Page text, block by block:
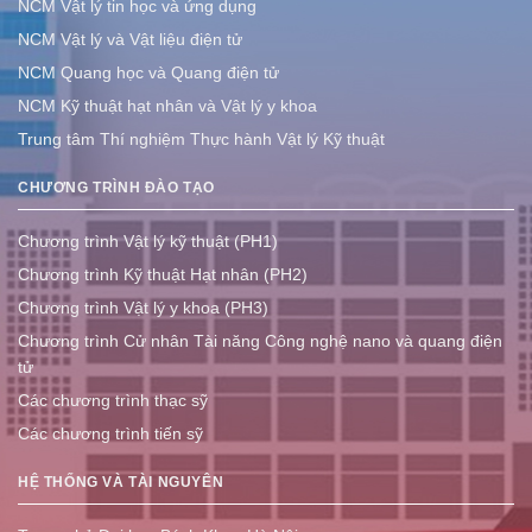
NCM Vật lý tin học và ứng dụng
NCM Vật lý và Vật liệu điện tử
NCM Quang học và Quang điện tử
NCM Kỹ thuật hạt nhân và Vật lý y khoa
Trung tâm Thí nghiệm Thực hành Vật lý Kỹ thuật
CHƯƠNG TRÌNH ĐÀO TẠO
Chương trình Vật lý kỹ thuật (PH1)
Chương trình Kỹ thuật Hạt nhân (PH2)
Chương trình Vật lý y khoa (PH3)
Chương trình Cử nhân Tài năng Công nghệ nano và quang điện
tử
Các chương trình thạc sỹ
Các chương trình tiến sỹ
HỆ THỐNG VÀ TÀI NGUYÊN